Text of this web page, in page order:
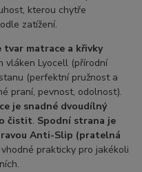
kterou chytře
zatížení.
tvar matrace a křivky
vláken Lyocell (přírodní
(perfektní pružnost a
praní, pevnost, odolnost).
je snadné dvoudílný
čistit. Spodní strana je
Anti-Slip (pratelná
prakticky pro jakékoli